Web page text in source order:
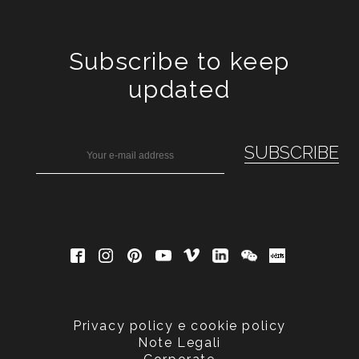
Subscribe to keep
updated
Privacy policy e cookie policy
Note Legali